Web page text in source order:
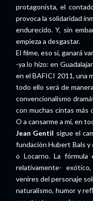
protagonista, el
provoca la solidaridad
endurecido. Y, sin
empieza a desgastar.
El filme, eso si, ganará
-ya lo hizo: en
en el BAFICI 2011, una
todo ello será de
convencionalismo
con muchas cintas más
O a cansarme a mí, en
Jean Gentil sigue el
fundación Hubert Bals
o Locarno. La
relativamente-
venires del personaje
naturalismo, humor y